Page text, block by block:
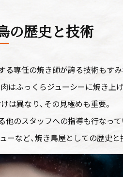
の歴史と技術
専任の焼き師が誇る技術もすみ
はふっくらジューシーに焼き上
は異なり、その見極めも重要。
のスタッフへの指導も行なって
など、焼き鳥屋としての歴史